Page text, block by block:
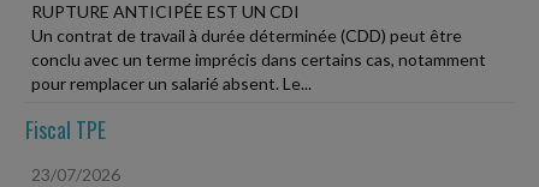
RUPTURE ANTICIPÉE EST UN CDI
Un contrat de travail à durée déterminée (CDD) peut être
conclu avec un terme imprécis dans certains cas, notamment
pour remplacer un salarié absent. Le...
Fiscal TPE
23/07/2026